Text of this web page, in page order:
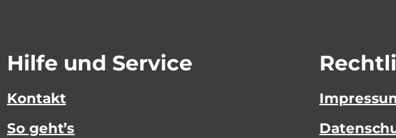
Hilfe und Service
Kontakt
So geht’s